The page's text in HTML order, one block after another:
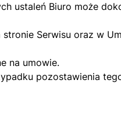
ustaleń Biuro może
Serwisu oraz w
na umowie.
pozostawienia